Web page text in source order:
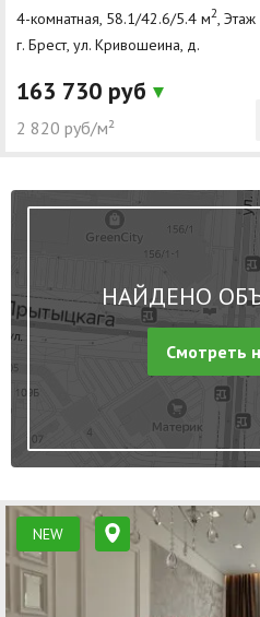
4-комнатная, 58.1/42.6/5.4 м2,
г. Брест, ул. Кривошеина, д.
163 730 руб
2 820 руб/м²
НАЙДЕНО
Смотреть
NEW